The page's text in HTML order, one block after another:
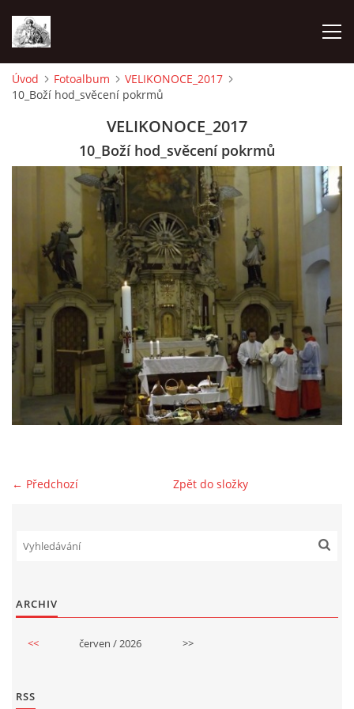
ÚVOD
PRAVIDELNÉ AKCE
KONTAKT
KOSTELY CHODOVSKÉ FARNOSTI
FOTOALBUM
Úvod Fotoalbum
VELIKONOCE_2017
10_Boží hod_svěcení pokrmů
VELIKONOCE_2017
10_Boží hod_svěcení pokrmů
← Předchozí Zpět do složky
ARCHIV
<< červen / 2026 >>
RSS